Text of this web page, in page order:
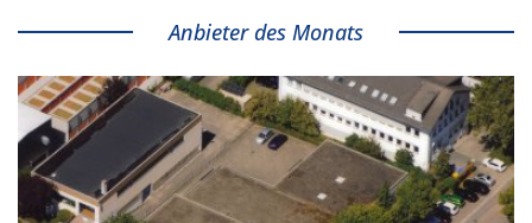
Anbieter des Monats